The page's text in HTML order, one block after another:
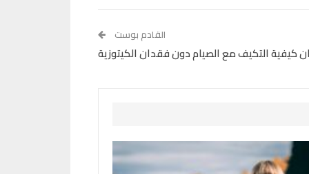
القادم بوست
كيفية التكيف مع الصيام دون فقدان الكيتوزية